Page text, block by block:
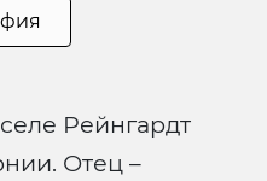
Рейнгардт
Отец –